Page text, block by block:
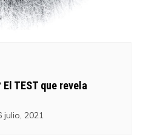
TEST que revela
julio, 2021